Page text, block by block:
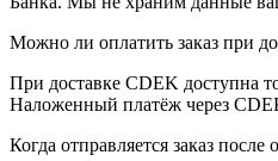
Можно ли оплатить заказ при
При доставке CDEK доступна
Наложенный платёж через
Когда отправляется заказ после